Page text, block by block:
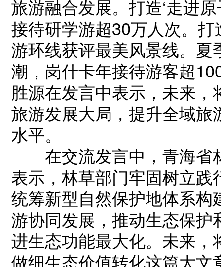
旅游融合发展。打造‘走进
接待研学游超30万人次。打
游环线获评最美风景线。
潮，岗什卡年接待游客超
胜源在发言中表示，未来
旅游发展大局，提升全域
水平。
在交流发言中，青海省
表示，林草部门牢固树立践
统筹新型自然保护地体系
游协同发展，推动生态保
进生态功能最大化。未来
做细生态价值转化这篇大文